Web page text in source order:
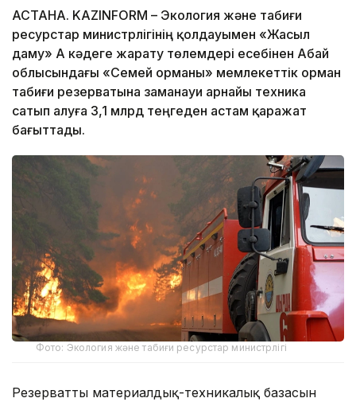
АСТАНА. KAZINFORM – Экология және табиғи
ресурстар министрлігінің қолдауымен «Жасыл
даму» АҚ кәдеге жарату төлемдері есебінен Абай
облысындағы «Семей орманы» мемлекеттік орман
табиғи резерватына заманауи арнайы техника
сатып алуға 3,1 млрд теңгеден астам қаражат
бағыттады.
Фото: Экология және табиғи ресурстар министрлігі
Резерваттың материалдық-техникалық базасын